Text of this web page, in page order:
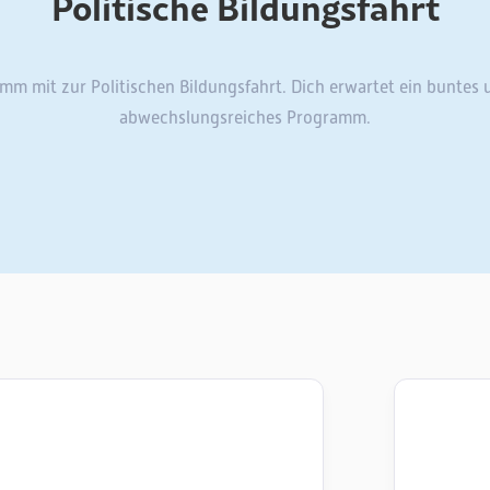
mit zur Politischen Bildungsfahrt. Dich erwartet ein buntes
abwechslungsreiches Programm.